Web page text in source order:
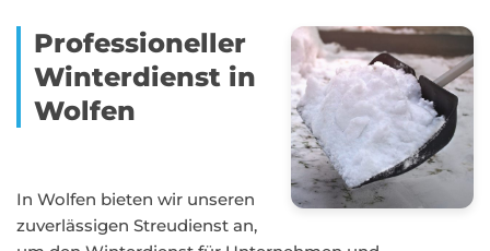
Professioneller
Winterdienst in
Wolfen
In Wolfen bieten wir unseren
zuverlässigen Streudienst an,